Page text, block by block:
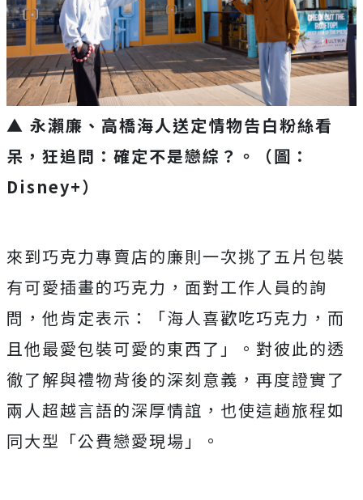
▲ 永瀨廉、高橋海人送定情物告白粉絲看
呆，狂追問：確定不是戀綜？。（圖：
Disney+）
來到巧克力專賣店的廉則一次挑了五片包裝
有可愛插畫的巧克力， 面對工作人員的詢
問，他肯定表示：「海人喜歡吃巧克力， 而
且他最愛包裝可愛的東西了」。 對彼此的透
徹了解與禮物背後的深刻意義， 再度證實了
兩人超越言語的深厚情誼，也使這趟旅程如
同大型「公費戀愛現場」。